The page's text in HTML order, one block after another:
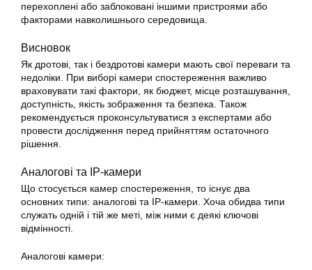
перехоплені або заблоковані іншими пристроями або
факторами навколишнього середовища.
Висновок
Як дротові, так і бездротові камери мають свої переваги та
недоліки. При виборі камери спостереження важливо
враховувати такі фактори, як бюджет, місце розташування,
доступність, якість зображення та безпека. Також
рекомендується проконсультуватися з експертами або
провести дослідження перед прийняттям остаточного
рішення.
Аналогові та IP-камери
Що стосується камер спостереження, то існує два
основних типи: аналогові та IP-камери. Хоча обидва типи
служать одній і тій же меті, між ними є деякі ключові
відмінності.
Аналогові камери: